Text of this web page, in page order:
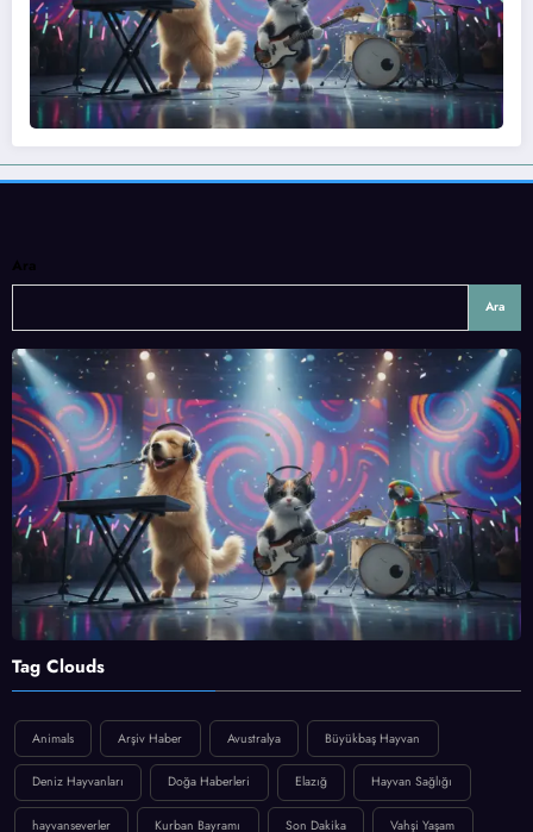
Ara
Ara
Tag Clouds
Animals Arşiv Haber Avustralya Büyükbaş Hayvan
Deniz Hayvanları Doğa Haberleri Elazığ Hayvan Sağlığı
hayvanseverler Kurban Bayramı Son Dakika Vahşi Yaşam